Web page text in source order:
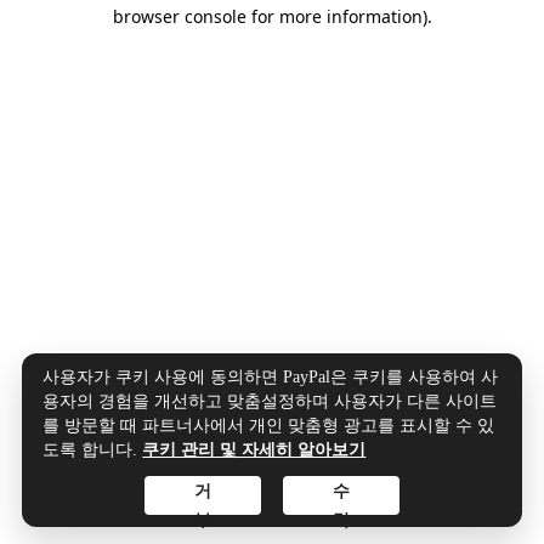
browser console for more information).
사용자가 쿠키 사용에 동의하면 PayPal은 쿠키를 사용하여 사
용자의 경험을 개선하고 맞춤설정하며 사용자가 다른 사이트
를 방문할 때 파트너사에서 개인 맞춤형 광고를 표시할 수 있
도록 합니다. 쿠키 관리 및 자세히 알아보기
수
락
거
부